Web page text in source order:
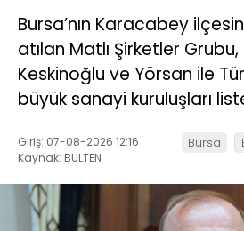
Bursa’nın Karacabey
atılan Matlı Şirketler
Keskinoğlu ve Yörsan ile
büyük sanayi kuruluşları
Giriş: 07-08-2026 12:16
Kaynak: BULTEN
Bursa